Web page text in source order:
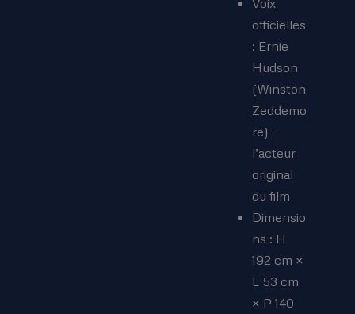
officielles
: Ernie
Hudson
(Winston
Zeddemo
re) —
l’acteur
original
du film
Dimensio
ns : H
192 cm ×
L 53 cm
× P 140